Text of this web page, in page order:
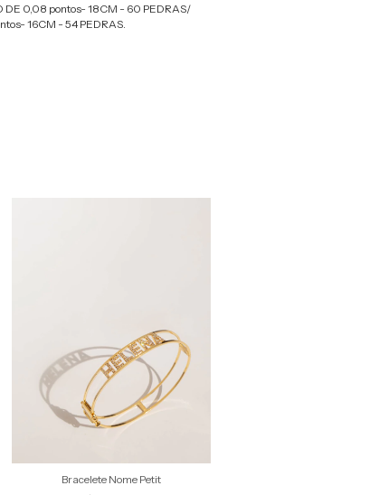
DE 0,08 pontos- 18CM - 60 PEDRAS/
16CM - 54 PEDRAS.
Bracelete Nome Petit